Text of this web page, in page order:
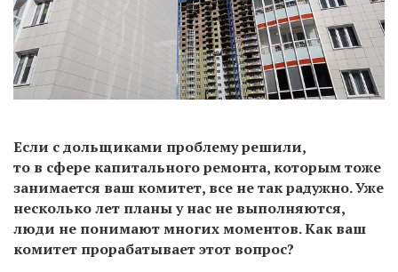
Если с дольщиками проблему решили,
то в сфере капитального ремонта, которым тоже
занимается ваш комитет, все не так радужно. Уже
несколько лет планы у нас не выполняются,
люди не понимают многих моментов. Как ваш
комитет прорабатывает этот вопрос?